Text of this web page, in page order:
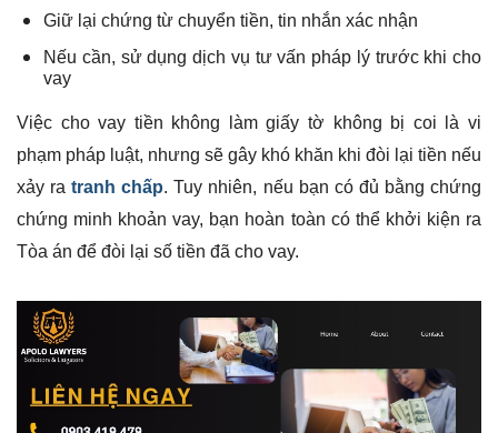
Giữ lại chứng từ chuyển tiền, tin nhắn xác nhận
Nếu cần, sử dụng dịch vụ tư vấn pháp lý trước khi cho
vay
Việc cho vay tiền không làm giấy tờ không bị coi là vi
phạm pháp luật, nhưng sẽ gây khó khăn khi đòi lại tiền nếu
xảy ratranh chấp. Tuy nhiên, nếu bạn có đủ bằng chứng
chứng minh khoản vay, bạn hoàn toàn có thể khởi kiện ra
Tòa án để đòi lại số tiền đã cho vay.